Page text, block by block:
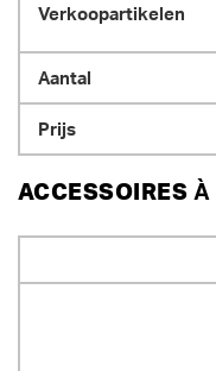
POIDS
835.00 kg
ACCESSOIRES À